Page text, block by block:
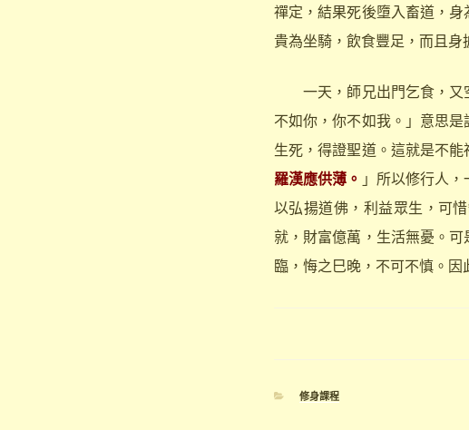
禪定，結果死後墮入畜道，
貴為坐騎，飲食豐足，而且
一天，師兄出門乞食，又
不如你，你不如我。」意思
生死，得證聖道。這就是不
羅漢應供薄。 」所以修行人
以弘揚道佛，利益眾生，可
就，財富億萬，生活無憂。
臨，悔之巳晚，不可不慎。
分
修身課程